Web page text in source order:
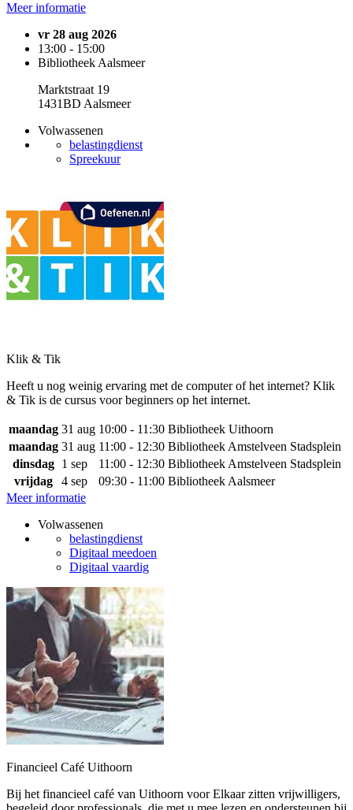
Meer informatie
vr 28 aug 2026
13:00 - 15:00
Bibliotheek Aalsmeer
Marktstraat 19
1431BD Aalsmeer
Volwassenen
belastingdienst
Spreekuur
Klik & Tik
Heeft u nog weinig ervaring met de computer of het internet? Klik
& Tik is de cursus voor beginners op het internet.
maandag 31 aug 10:00 - 11:30 Bibliotheek Uithoorn
maandag 31 aug 11:00 - 12:30 Bibliotheek Amstelveen Stadsplein
dinsdag 1 sep 11:00 - 12:30 Bibliotheek Amstelveen Stadsplein
vrijdag
4 sep 09:30 - 11:00 Bibliotheek Aalsmeer
Meer informatie
Volwassenen
belastingdienst
Digitaal meedoen
Digitaal vaardig
Financieel Café Uithoorn
Bij het financieel café van Uithoorn voor Elkaar zitten vrijwilligers,